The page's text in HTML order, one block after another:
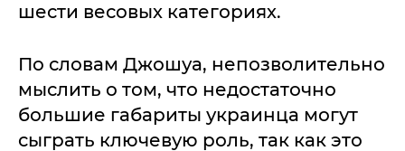
шести весовых категориях.
По словам Джошуа, непозволительно
мыслить о том, что недостаточно
большие габариты украинца могут
сыграть ключевую роль, так как это